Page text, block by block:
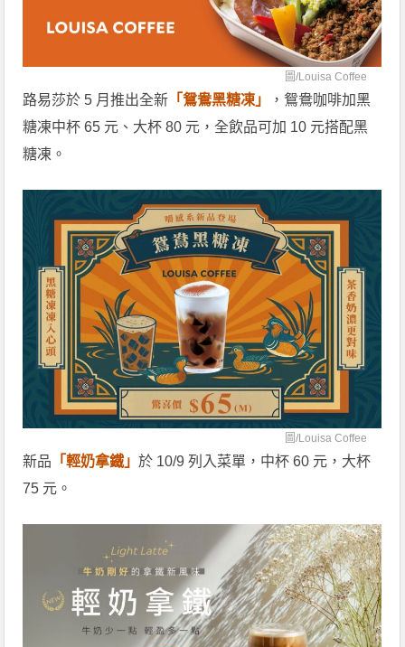
圖/Louisa Coffee
路易莎於 5 月推出全新 「鴛鴦黑糖凍」
，鴛鴦咖啡加黑
糖凍中杯 65 元、大杯 80 元，全飲品可加 10 元搭配黑
糖凍。
圖/Louisa Coffee
新品 「輕奶拿鐵」於 10/9 列入菜單，中杯 60 元，大杯
75 元。